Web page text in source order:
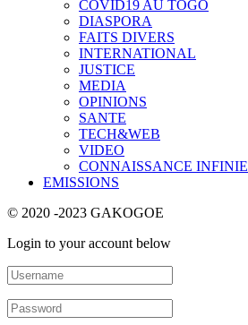
COVID19 AU TOGO
DIASPORA
FAITS DIVERS
INTERNATIONAL
JUSTICE
MEDIA
OPINIONS
SANTE
TECH&WEB
VIDEO
CONNAISSANCE INFINIE
EMISSIONS
© 2020 -2023 GAKOGOE
Login to your account below